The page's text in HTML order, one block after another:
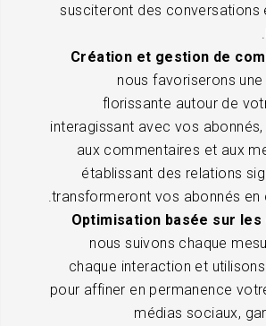
susciteront des conversations
Création et gestion de
nous favoriserons
florissante autour de
interagissant avec vos
aux commentaires et aux
établissant des relations
transformeront vos abonnés en
Optimisation basée sur les
nous suivons chaque
chaque interaction et
pour affiner en permanence
médias sociaux,